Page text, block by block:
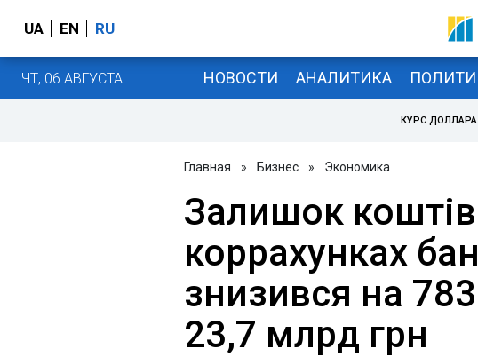
UA EN RU
ЧТ, 06 АВГУСТА НОВОСТИ АНАЛИТИКА
КУРС ДОЛЛАРА
Главная » Бизнес » Экономика
Залишок
коррахунках
знизився на
23,7 млрд грн